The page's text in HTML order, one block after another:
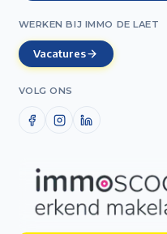
WERKEN BIJ IMMO DE LAET
Vacatures
VOLG ONS